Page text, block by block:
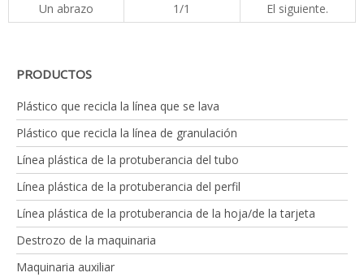
Un abrazo 1/1 El siguiente.
PRODUCTOS
Plástico que recicla la línea que se lava
Plástico que recicla la línea de granulación
Línea plástica de la protuberancia del tubo
Línea plástica de la protuberancia del perfil
Línea plástica de la protuberancia de la hoja/de la tarjeta
Destrozo de la maquinaria
Maquinaria auxiliar